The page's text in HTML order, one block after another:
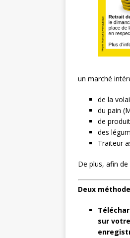
un marché
de la
du pain
de
des
Traiteur
De plus, afin
Deux
sur